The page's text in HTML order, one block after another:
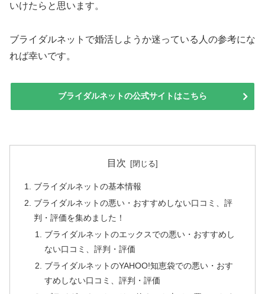
いけたらと思います。
ブライダルネットで婚活しようか迷っている人の参考にな
れば幸いです。
ブライダルネットの公式サイトはこちら
目次
ブライダルネットの基本情報
ブライダルネットの悪い・おすすめしない口コミ、評
判・評価を集めました！
ブライダルネットのエックスでの悪い・おすすめし
ない口コミ、評判・評価
ブライダルネットのYAHOO!知恵袋での悪い・おす
すめしない口コミ、評判・評価